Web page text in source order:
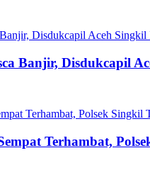
Banjir, Disdukcapil
Terhambat,